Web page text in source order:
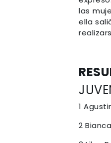
las
ella
1
2